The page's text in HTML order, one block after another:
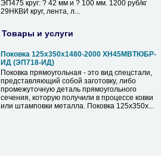
ЭП475 круг: ? 42 мм и ? 100 мм. 1200 руб/кг
29НКВИ круг, лента, л...
Товары и услуги
Поковка 125х350х1480-2000 ХН45МВТЮБР-
ИД (ЭП718-ИД)
Поковка прямоугольная - это вид спецстали,
представляющий собой заготовку, либо
промежуточную деталь прямоугольного
сечения, которую получили в процессе ковки
или штамповки металла. Поковка 125х350х...